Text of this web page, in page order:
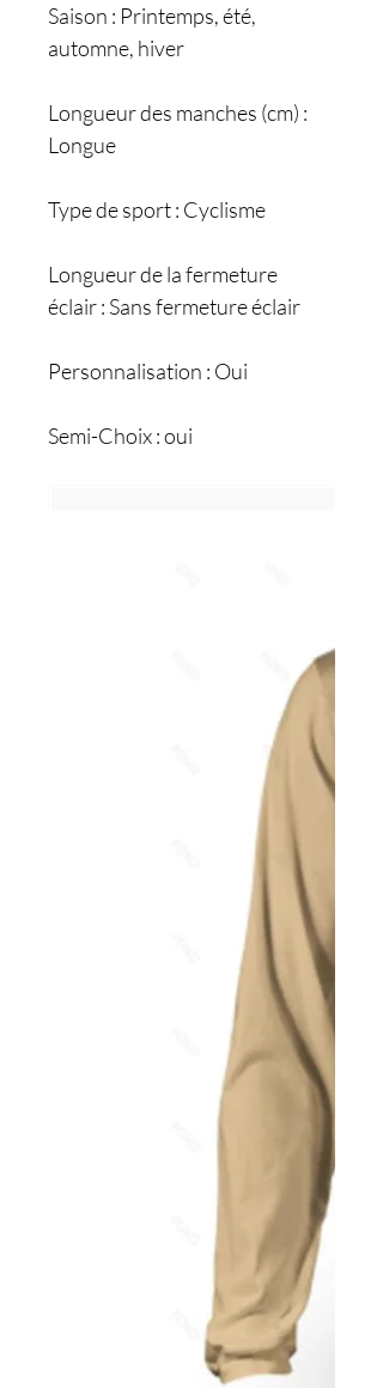
Saison : Printemps, été,
automne, hiver
Longueur des manches (cm) :
Longue
Type de sport : Cyclisme
Longueur de la fermeture
éclair : Sans fermeture éclair
Personnalisation : Oui
Semi-Choix : oui